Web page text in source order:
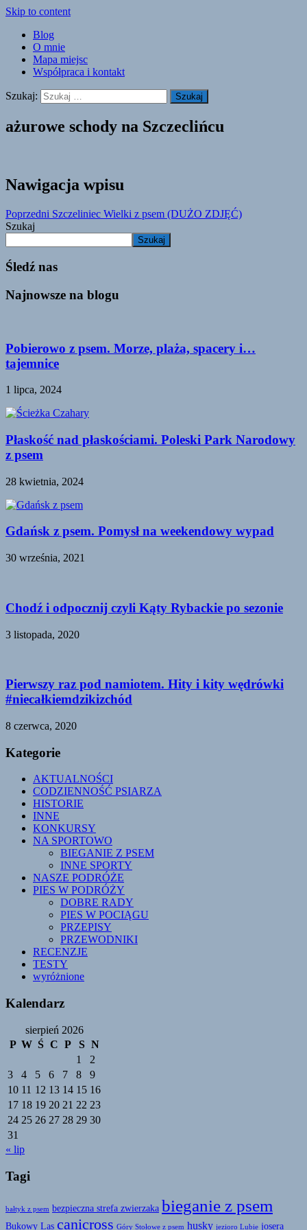
Skip to content
Blog
O mnie
Mapa miejsc
Współpraca i kontakt
Szukaj:
ażurowe schody na Szczeclińcu
Nawigacja wpisu
Poprzedni Szczeliniec Wielki z psem (DUŻO ZDJĘĆ)
Szukaj
Szukaj
Śledź nas
Najnowsze na blogu
Pobierowo z psem. Morze, plaża, spacery i…
tajemnice
1 lipca, 2024
Płaskość nad płaskościami. Poleski Park Narodowy
z psem
28 kwietnia, 2024
Gdańsk z psem. Pomysł na weekendowy wypad
30 września, 2021
Chodź i odpocznij czyli Kąty Rybackie po sezonie
3 listopada, 2020
Pierwszy raz pod namiotem. Hity i kity wędrówki
#niecałkiemdzikizchód
8 czerwca, 2020
Kategorie
AKTUALNOŚCI
CODZIENNOŚĆ PSIARZA
HISTORIE
INNE
KONKURSY
NA SPORTOWO
BIEGANIE Z PSEM
INNE SPORTY
NASZE PODRÓŻE
PIES W PODRÓŻY
DOBRE RADY
PIES W POCIĄGU
PRZEPISY
PRZEWODNIKI
RECENZJE
TESTY
wyróżnione
Kalendarz
sierpień 2026
P W Ś C P S N
1
2
3
4 5 6 7 8
9
10 11 12 13 14 15 16
17 18 19 20 21 22 23
24 25 26 27 28 29 30
31
« lip
Tagi
bałtyk z psem bezpieczna strefa zwierzaka bieganie z psem
Bukowy Las canicross Góry Stołowe z psem husky jezioro Lubie josera